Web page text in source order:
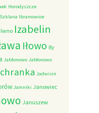
Horodyszcze
Ibramowice
Iwno Izabelin
Iłowo Iły
Jabłonowo Jabłonowo
Jadwisin
Jamniki Janowiec
Januszew